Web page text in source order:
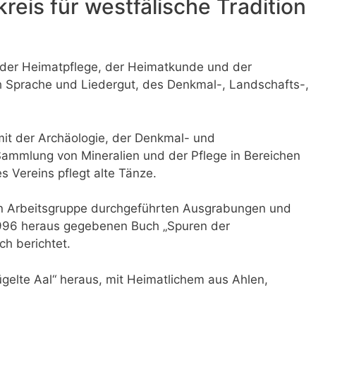
für westfälische Tradition
Heimatpflege, der Heimatkunde und der
und Liedergut, des Denkmal-, Landschafts-,
der Archäologie, der Denkmal- und
von Mineralien und der Pflege in Bereichen
Vereins pflegt alte Tänze.
durchgeführten Ausgrabungen und
heraus gegebenen Buch „Spuren der
berichtet.
Aal“ heraus, mit Heimatlichem aus Ahlen,